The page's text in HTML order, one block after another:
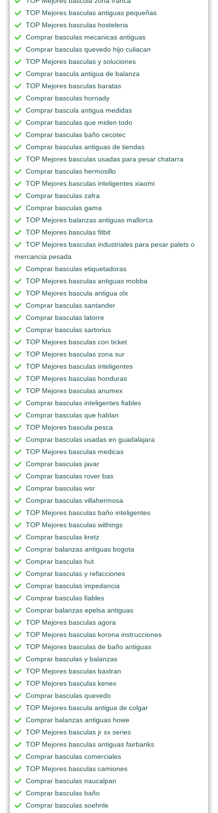
TOP Mejores basculas antiguas pequeñas
TOP Mejores basculas hosteleria
Comprar basculas mecanicas antiguas
Comprar basculas quevedo hijo culiacan
TOP Mejores basculas y soluciones
Comprar bascula antigua de balanza
TOP Mejores basculas baratas
Comprar basculas hornady
Comprar bascula antigua medidas
Comprar basculas que miden todo
Comprar basculas baño cecotec
Comprar basculas antiguas de tiendas
TOP Mejores basculas usadas para pesar chatarra
Comprar basculas hermosillo
TOP Mejores basculas inteligentes xiaomi
Comprar basculas zafra
Comprar basculas gama
TOP Mejores balanzas antiguas mallorca
TOP Mejores basculas fitbit
TOP Mejores basculas industriales para pesar palets o
mercancia pesada
Comprar basculas etiquetadoras
TOP Mejores basculas antiguas mobba
TOP Mejores bascula antigua olx
Comprar basculas santander
Comprar basculas latorre
Comprar basculas sartorius
TOP Mejores basculas con ticket
TOP Mejores basculas zona sur
TOP Mejores basculas inteligentes
TOP Mejores basculas honduras
TOP Mejores basculas anumex
Comprar basculas inteligentes fiables
Comprar basculas que hablan
TOP Mejores bascula pesca
Comprar basculas usadas en guadalajara
TOP Mejores basculas medicas
Comprar basculas javar
Comprar basculas rover bas
Comprar basculas wsr
Comprar basculas villahermosa
TOP Mejores basculas baño inteligentes
TOP Mejores basculas withings
Comprar basculas kretz
Comprar balanzas antiguas bogota
Comprar basculas hut
Comprar basculas y refacciones
Comprar basculas impedancia
Comprar basculas fiables
Comprar balanzas epelsa antiguas
TOP Mejores basculas agora
TOP Mejores basculas korona instrucciones
TOP Mejores basculas de baño antiguas
Comprar basculas y balanzas
TOP Mejores basculas baxtran
TOP Mejores basculas kenex
Comprar basculas quevedo
TOP Mejores bascula antigua de colgar
Comprar balanzas antiguas howe
TOP Mejores basculas jr sx series
TOP Mejores basculas antiguas fairbanks
Comprar basculas comerciales
TOP Mejores basculas camiones
Comprar basculas naucalpan
Comprar basculas baño
Comprar basculas soehnle